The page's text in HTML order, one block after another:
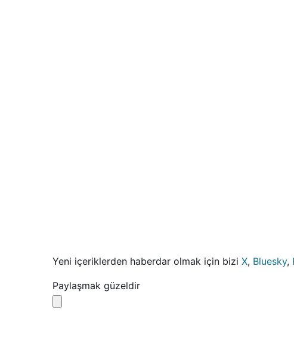
Yeni içeriklerden haberdar olmak için bizi X, Bluesky,
Paylaşmak güzeldir